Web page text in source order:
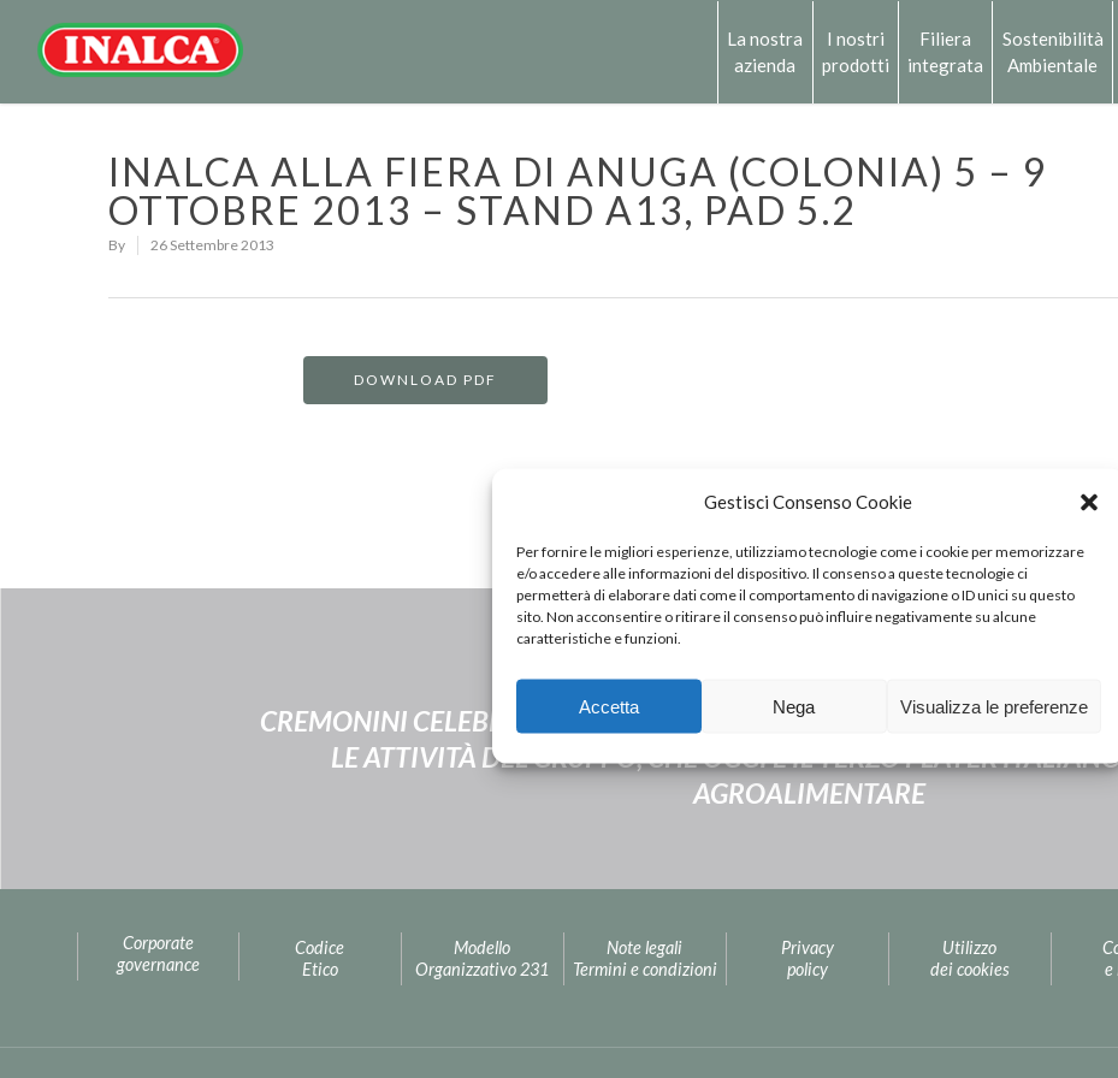
Gestisci Consenso Cookie
Per fornire le migliori esperienze, utilizziamo tecnologie come i cookie per memorizzare
e/o accedere alle informazioni del dispositivo. Il consenso a queste tecnologie ci
permetterà di elaborare dati come il comportamento di navigazione o ID unici su questo
sito. Non acconsentire o ritirare il consenso può influire negativamente su alcune
caratteristiche e funzioni.
Accetta Nega Visualizza le preferenze
La nostra
azienda
I nostri
prodotti
Filiera
integrata
Sostenibilità
Ambientale
INALCA ALLA FIERA DI ANUGA (COLONIA) 5 – 9
OTTOBRE 2013 – STAND A13, PAD 5.2
By 26 Settembre 2013
DOWNLOAD PDF
CREMONINI CELEBRA IL 50° DELLA FONDAZIONE DI INALCA, NUCLEO
LE ATTIVITÀ DEL GRUPPO, CHE OGGI È IL TERZO PLAYER
AGROALIMENTARE
Corporate
governance
Codice
Etico
Modello
Organizzativo 231
Note legali
Termini e condizioni
Privacy
policy
Utilizzo
dei cookies
e